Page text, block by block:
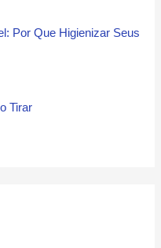
Por Que Higienizar Seus
Tirar